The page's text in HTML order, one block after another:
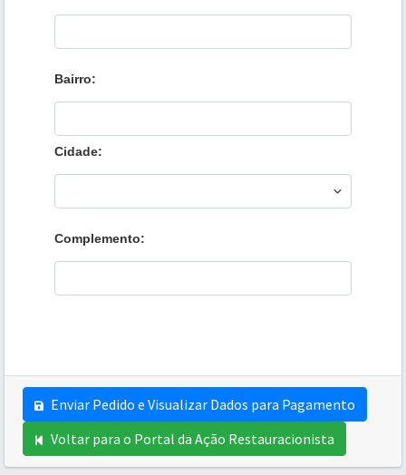
Bairro:
Cidade:
Complemento:
Enviar Pedido e Visualizar Dados para Pagamento
Voltar para o Portal da Ação Restauracionista